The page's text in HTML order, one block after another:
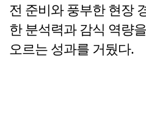
전 준비와 풍부한 현장
한 분석력과 감식 역량
오르는 성과를 거뒀다.